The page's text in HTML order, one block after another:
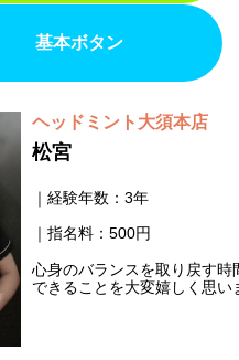
基本ボタン
ヘッドミント大須本店
松宮
経験年数：3年
指名料：500円
心身のバランスを取り戻す時
できることを大変嬉しく思い